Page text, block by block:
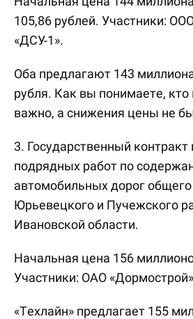
105,86 рублей. Участники:
«ДСУ-1».
Оба предлагают 143
рубля. Как вы понимаете,
важно, а снижения цены не
3. Государственный
подрядных работ по
автомобильных дорог
Юрьевецкого и Пучежского
Ивановской области.
Начальная цена 156
Участники: ОАО
«Техлайн» предлагает 155